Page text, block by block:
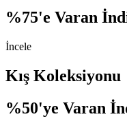
%75'e Varan
İncele
Kış Koleksiyonu
%50'ye Varan